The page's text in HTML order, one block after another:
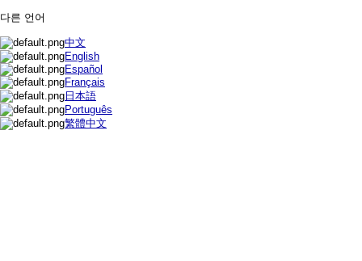
다른 언어
中文
English
Español
Français
日本語
Português
繁體中文